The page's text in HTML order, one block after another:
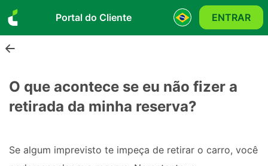
Portal do Cliente ENTRAR
O que acontece se eu não fizer a
retirada da minha reserva?
Se algum imprevisto te impeça de retirar o carro, você